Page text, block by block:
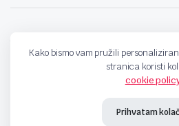
Kako bismo vam pružili
stranica koristi
cookie
Prihvatam